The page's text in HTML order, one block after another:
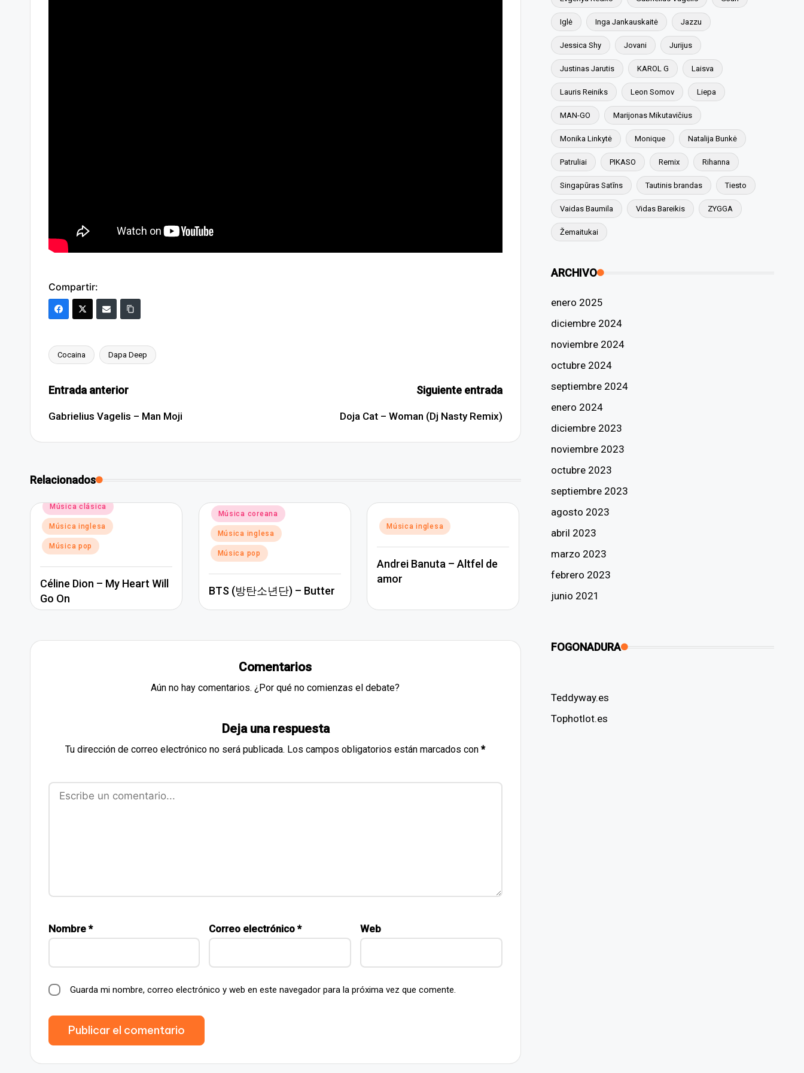
Compartir:
Etiquetas:
Cocaina Dapa Deep
Navegación
de
Entrada anterior
Gabrielius Vagelis – Man Moji
Siguiente entrada
Doja Cat – Woman (Dj Nasty Remix)
Relacionados
Publicado
en
Música clásica
Música inglesa
Música pop
Céline Dion – My Heart Will
Go On
Publicado
en
Música coreana
Música inglesa
Música pop
BTS (방탄소년단) – Butter
Publicado
Música inglesa
Andrei Banuta – Altfel de
amor
Comentarios
Aún no hay comentarios. ¿Por qué no comienzas el debate?
Deja una respuesta
Tu dirección de correo electrónico no será publicada. Los campos obligatorios están marcados con*
Nombre * Correo electrónico * Web
Guarda mi nombre, correo electrónico y web en este navegador para la próxima vez que comente.
Iglė Inga Jankauskaitė Jazzu
Jessica Shy Jovani Jurijus
Justinas Jarutis KAROL G Laisva
Lauris Reiniks Leon Somov Liepa
MAN-GO Marijonas Mikutavičius
Monika Linkytė Monique Natalija Bunkė
Patruliai PIKASO Remix Rihanna
Singapūras Satīns Tautinis brandas Tiesto
Vaidas Baumila Vidas Bareikis ZYGGA
Žemaitukai
ARCHIVO
enero 2025
diciembre 2024
noviembre 2024
octubre 2024
septiembre 2024
enero 2024
diciembre 2023
noviembre 2023
octubre 2023
septiembre 2023
agosto 2023
abril 2023
marzo 2023
febrero 2023
junio 2021
FOGONADURA
Teddyway.es
Tophotlot.es